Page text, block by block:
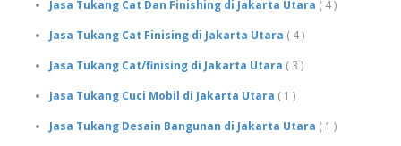
Jasa Tukang Cat Dan Finishing di Jakarta Utara ( 4 )
Jasa Tukang Cat Finising di Jakarta Utara ( 4 )
Jasa Tukang Cat/finising di Jakarta Utara ( 3 )
Jasa Tukang Cuci Mobil di Jakarta Utara ( 1 )
Jasa Tukang Desain Bangunan di Jakarta Utara ( 1 )